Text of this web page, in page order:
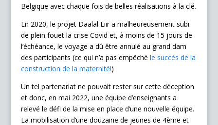
Belgique avec chaque fois de belles réalisations à la clé.
En 2020, le projet Daalal Liir a malheureusement subi
de plein fouet la crise Covid et, à moins de 15 jours de
l’échéance, le voyage a dû être annulé au grand dam
des participants (ce qui n’a pas empêché le succès de la
construction de la maternité!)
Un tel partenariat ne pouvait rester sur cette déception
et donc, en mai 2022, une équipe d’enseignants a
relevé le défi de la mise en place d’une nouvelle équipe.
La mobilisation d’une douzaine de jeunes de 4ème et